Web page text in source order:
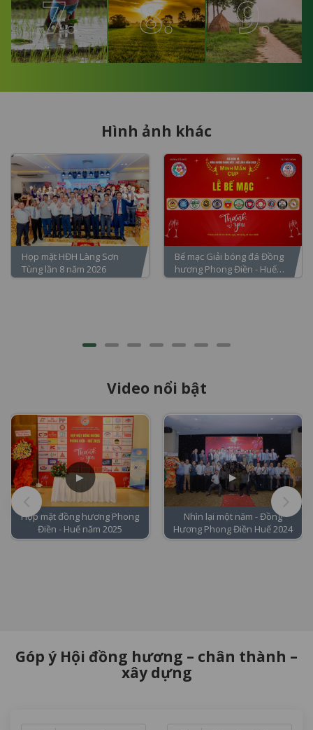
7.
8. 9.
Hình ảnh khác
Họp mặt HĐH Làng Sơn
Tùng lần 8 năm 2026
Bế mạc Giải bóng đá Đồng
hương Phong Điền - Huế
lần 8 năm 2025 tranh Cúp
Video nổi bật
Họp mặt đồng hương Phong
Điền - Huế năm 2025
▶
Nhìn lại một năm - Đồng
Hương Phong Điền Huế 2024
▶
Góp ý Hội đồng hương – chân thành –
xây dựng